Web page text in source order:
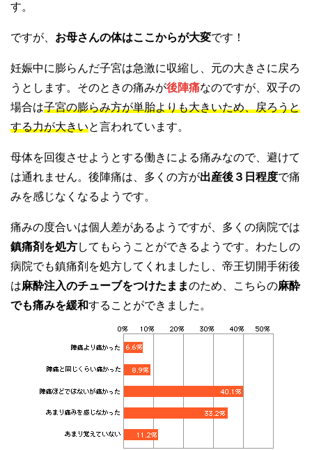
す。
ですが、 お母さんの体はここからが大変です！
妊娠中に膨らんだ子宮は急激に収縮し、元の大きさに戻ろ
うとします。そのときの痛みが後陣痛なのですが、双子の
場合は子宮の膨らみ方が単胎よりも大きいため、戻ろうと
する力が大きいと言われています。
母体を回復させようとする働きによる痛みなので、避けて
は通れません。後陣痛は、多くの方が出産後３日程度で痛
みを感じなくなるようです。
痛みの度合いは個人差があるようですが、多くの病院では
鎮痛剤を処方してもらうことができるようです。わたしの
病院でも鎮痛剤を処方してくれましたし、帝王切開手術後
は麻酔注入のチューブをつけたままのため、こちらの麻酔
でも痛みを緩和することができました。